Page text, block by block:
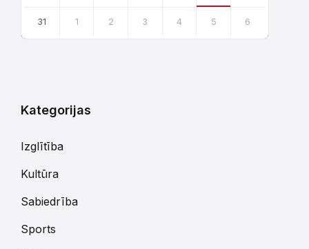
31 1 2 3 4 5 6
Kategorijas
Izglītība
Kultūra
Sabiedrība
Sports